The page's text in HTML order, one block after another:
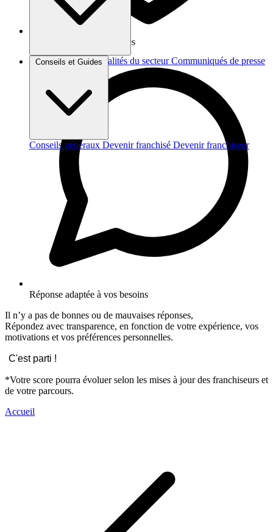
Brèves et actus Actualités du secteur Communiqués de presse
Conseils et Guides
Conseils généraux Devenir franchisé Devenir franchiseur
Vos données sont protégées
Réponse adaptée à vos besoins
Il n’y a pas de bonnes ou de mauvaises réponses,
Répondez avec transparence, en fonction de votre expérience, vos
motivations et vos préférences personnelles.
C'est parti !
*Votre score pourra évoluer selon les mises à jour des franchiseurs et
de votre parcours.
Accueil